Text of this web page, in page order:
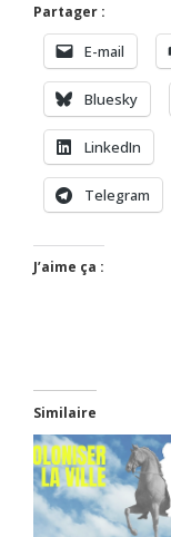
Partager :
E-mail
Bluesky
LinkedIn
Telegram
J’aime ça :
Similaire